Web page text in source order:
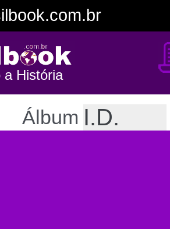
a História
Álbum